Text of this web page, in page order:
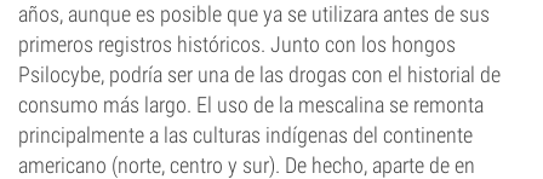
años, aunque es posible que ya se utilizara antes de sus
primeros registros históricos. Junto con los hongos
Psilocybe, podría ser una de las drogas con el historial de
consumo más largo. El uso de la mescalina se remonta
principalmente a las culturas indígenas del continente
americano (norte, centro y sur). De hecho, aparte de en